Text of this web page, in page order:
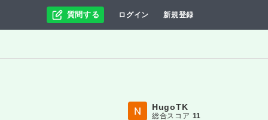
質問する ログイン 新規登録
HugoTK
総合スコア 11